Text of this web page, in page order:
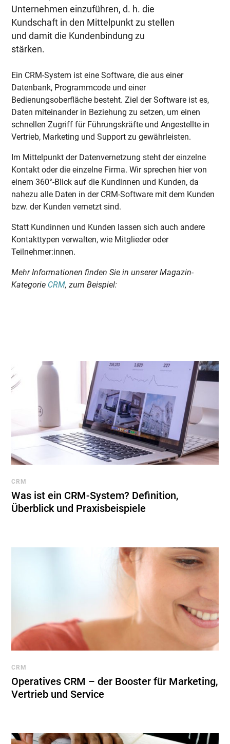
gemeinsam gearbeitet wird und erfordert daher ein
Change Managementund eine auf Vertrauen basierende
Arbeitsatmosphäre. Wenn dies gegeben ist, profitieren
Unternehmen sehr schnell von der CRM-Einführung.
Unternehmen einzuführen, d. h. die
Kundschaft in den Mittelpunkt zu stellen
und damit die Kundenbindung zu
stärken.
Ein CRM-System ist eine Software, die aus einer
Datenbank, Programmcode und einer
Bedienungsoberfläche besteht. Ziel der Software ist es,
Daten miteinander in Beziehung zu setzen, um einen
schnellen Zugriff für Führungskräfte und Angestellte in
Vertrieb, Marketing und Support zu gewährleisten.
Im Mittelpunkt der Datenvernetzung steht der einzelne
Kontakt oder die einzelne Firma. Wir sprechen hier von
einem 360°-Blick auf die Kundinnen und Kunden, da
nahezu alle Daten in der CRM-Software mit dem Kunden
bzw. der Kunden vernetzt sind.
Statt Kundinnen und Kunden lassen sich auch andere
Kontakttypen verwalten, wie Mitglieder oder
Teilnehmer:innen.
Mehr Informationen finden Sie in unserer Magazin-
Kategorie CRM, zum Beispiel:
CRM
Was ist ein CRM-System? Definition,
Überblick und Praxisbeispiele
CRM
Operatives CRM – der Booster für Marketing,
Vertrieb und Service